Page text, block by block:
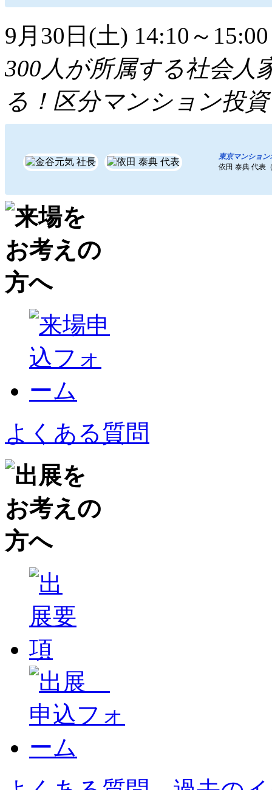
9月30日(土) 14:10～15:00
300人が所属する社会人
る！区分マンション投
東京マンション
依田 泰典 代表
よくある質問